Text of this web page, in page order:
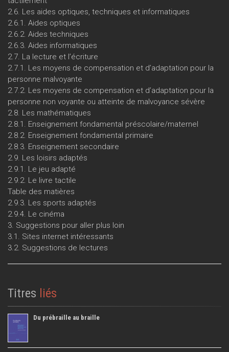
2.6. Les aides optiques, techniques et informatiques
2.6.1. Aides optiques
2.6.2. Aides techniques
2.6.3. Aides informatiques
2.7. La lecture et l’écriture
2.7.1. Les moyens de compensation et d’adaptation pour la
personne malvoyante
2.7.2. Les moyens de compensation et d’adaptation pour la
personne non voyante ou atteinte de malvoyance sévère
2.8. Les mathématiques
2.8.1. Enseignement fondamental préscolaire/maternel
2.8.2. Enseignement fondamental primaire
2.8.3. Enseignement secondaire
2.9. Les loisirs adaptés
2.9.1. Le jeu adapté
2.9.2. Le livre tactile
Table des matières
2.9.3. Les sports adaptés
2.9.4. Le cinéma
3. Suggestions pour aller plus loin
3.1. Sites internet intéressants
3.2. Suggestions de lectures
Titres liés
Du prébraille au braille